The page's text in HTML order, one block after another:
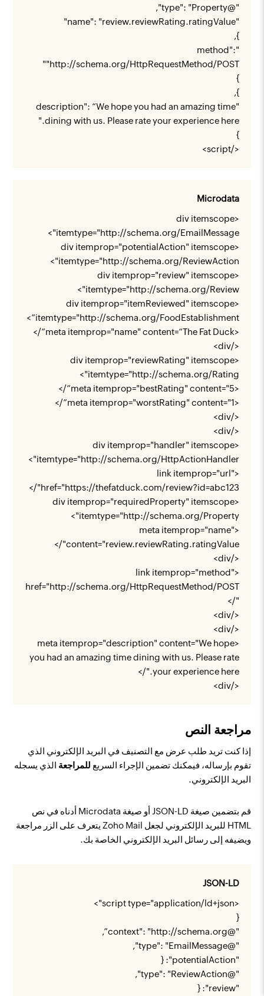
"@type": "Property",
"name": "review.reviewRating.ratingValue"
},
"method":
"http://schema.org/HttpRequestMethod/POST
"
}
},
"description": “We hope you had an amazing time
dining with us. Please rate your experience here."
}
</script>
Microdata
<div itemscope
itemtype="http://schema.org/EmailMessage
">
<div itemprop="potentialAction" itemscope
itemtype="http://schema.org/ReviewAction
">
<div itemprop="review" itemscope
itemtype="http://schema.org/Review
">
<div itemprop="itemReviewed" itemscope
itemtype="http://schema.org/FoodEstablishment
”>
<meta itemprop="name" content=“The Fat Duck”/>
</div>
<div itemprop="reviewRating" itemscope
itemtype="http://schema.org/Rating
">
<meta itemprop="bestRating" content="5”/>
<meta itemprop="worstRating" content="1”/>
</div>
</div>
<div itemprop="handler" itemscope
itemtype="http://schema.org/HttpActionHandler
">
<link itemprop="url"
href="https://thefatduck.com/review?id=abc123
"/>
<div itemprop="requiredProperty" itemscope
itemtype="http://schema.org/Property
">
<meta itemprop="name"
content="review.reviewRating.ratingValue"/>
</div>
<link itemprop="method"
href="http://schema.org/HttpRequestMethod/POST
"/>
</div>
</div>
<meta itemprop="description" content="We hope
you had an amazing time dining with us. Please rate
your experience here."/>
</div>
مراجعة النص
إذا كنت تريد طلب عرض مع التصنيف في البريد الإلكتروني الذي
تقوم بإرساله، فيمكنك تضمين الإجراء السريع للمراجعة الذي يسجله
البريد الإلكتروني.
قم بتضمين صيغة JSON-LD أو صيغة Microdata أدناه في نص
HTML للبريد الإلكتروني لجعل Zoho Mail يتعرف على الزر مراجعة
ويضيفه إلى رسائل البريد الإلكتروني الخاصة بك.
JSON-LD
<script type="application/ld+json">
{
"@context": "
http://schema.org
”,
"@type": "EmailMessage",
"potentialAction": {
"@type": "ReviewAction",
"review": {